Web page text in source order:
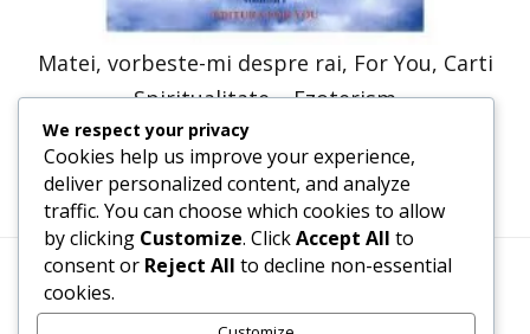
Matei, vorbeste-mi despre rai, For You, Carti
Spiritualitate – Ezoterism
41,23lei
Termeni, Condiții & Protecția Datelor (GDPR)
We respect your privacy
Cookies help us improve your experience,
deliver personalized content, and analyze
traffic. You can choose which cookies to allow
by clicking Customize. ClickAccept All to
consent or Reject All to decline non-essential
cookies.